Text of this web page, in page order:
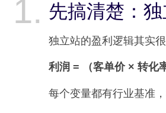
先搞清楚：
独立站的盈利逻辑其实很
利润 = （客单价 × 转化
每个变量都有行业基准，